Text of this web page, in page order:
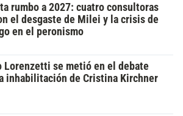
rumbo a 2027: cuatro consultoras
el desgaste de Milei y la crisis de
en el peronismo
Lorenzetti se metió en el debate
inhabilitación de Cristina Kirchner